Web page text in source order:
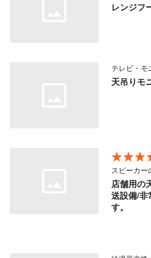
レンジフ
テレビ・モ
天吊りモ
スピーカー
店舗用の
送設備/非
す。